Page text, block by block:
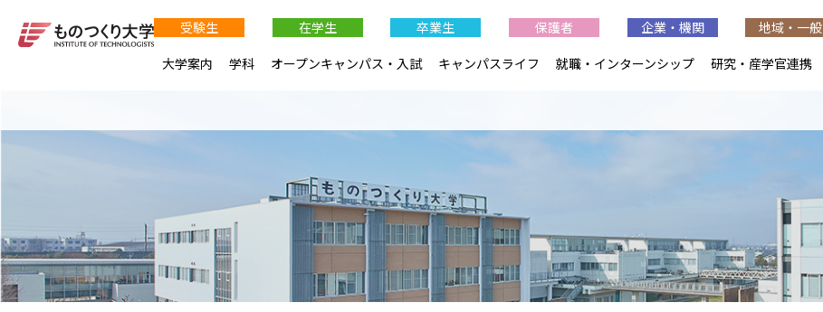
受験生 在学生 卒業生 保護者 企業・機関
地域・一般
大学案内
学科 オープンキャンパス・入試 キャンパスライフ 就職・インターンシップ 研究・産学官連携